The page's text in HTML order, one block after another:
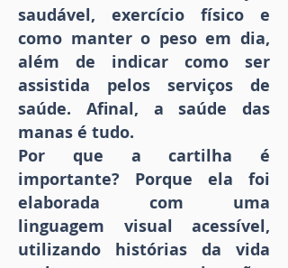
saudável, exercício físico e
como manter o peso em dia,
além de indicar como ser
assistida pelos serviços de
saúde. Afinal, a saúde das
manas é tudo.
Por que a cartilha é
importante? Porque ela foi
elaborada com uma
linguagem visual acessível,
utilizando histórias da vida